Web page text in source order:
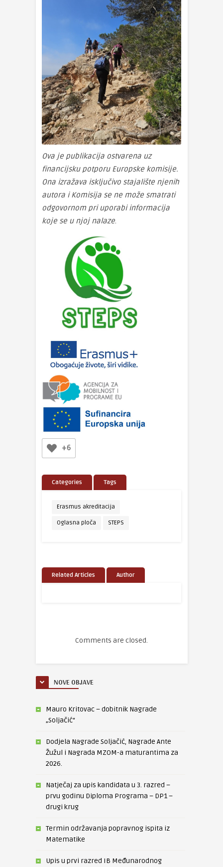
Ova je publikacija ostvarena uz
financijsku potporu Europske komisije.
Ona izražava isključivo stajalište njenih
autora i Komisija se ne može smatrati
odgovornom pri uporabi informacija
koje se u njoj nalaze.
+6
Categories Tags
Erasmus akreditacija
Oglasna ploča STEPS
Related Articles Author
Comments are closed.
NOVE OBJAVE
Mauro Kritovac – dobitnik Nagrade
„Soljačić“
Dodjela Nagrade Soljačić, Nagrade Ante
Žužul i Nagrada MZOM-a maturantima za
2026.
Natječaj za upis kandidata u 3. razred –
prvu godinu Diploma Programa – DP1 –
drugi krug
Termin održavanja popravnog ispita iz
Matematike
Upis u prvi razred IB Međunarodnog